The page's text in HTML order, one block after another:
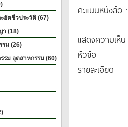
อัตชีวประวัติ (67)
า (18)
ม (26)
รม อุตสาหกรรม (60)
คะแนนหนังสือ :
แสดงความเห็น
หัวข้อ
รายละเอียด